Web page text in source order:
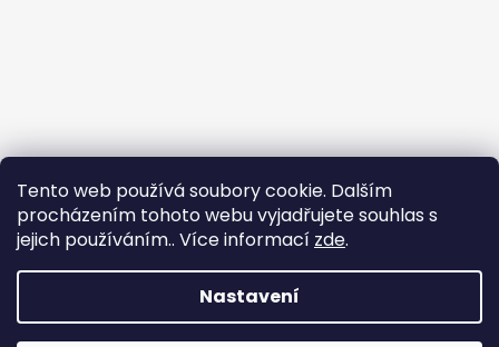
Tento web používá soubory cookie. Dalším
procházením tohoto webu vyjadřujete souhlas s
jejich používáním.. Více informací zde.
Nastavení